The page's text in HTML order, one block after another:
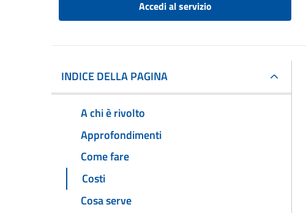
Accedi al servizio
INDICE DELLA PAGINA
A chi è rivolto
Approfondimenti
Come fare
Costi
Cosa serve